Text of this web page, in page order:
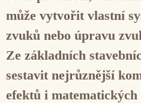
může vytvořit vlastní
zvuků nebo úpravu
Ze základních
sestavit nejrůznější
efektů i